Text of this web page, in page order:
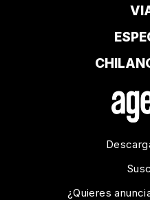
¿Quieres